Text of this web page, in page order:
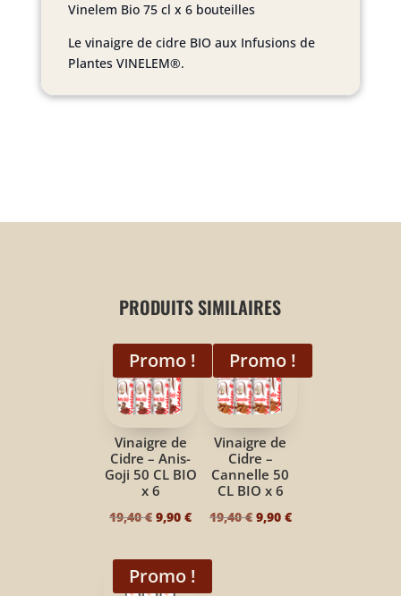
Vinelem Bio 75 cl x 6 bouteilles
Le vinaigre de cidre BIO aux Infusions de
Plantes VINELEM®.
PRODUITS SIMILAIRES
Promo !
Vinaigre de
Cidre – Anis-
Goji 50 CL BIO
x 6
19,40€ Le
initial
était :
9,90€Le
actuel
est :
Promo !
Vinaigre de
Cidre –
Cannelle 50
CL BIO x 6
19,40€ Le
9,90 €Le
Promo !